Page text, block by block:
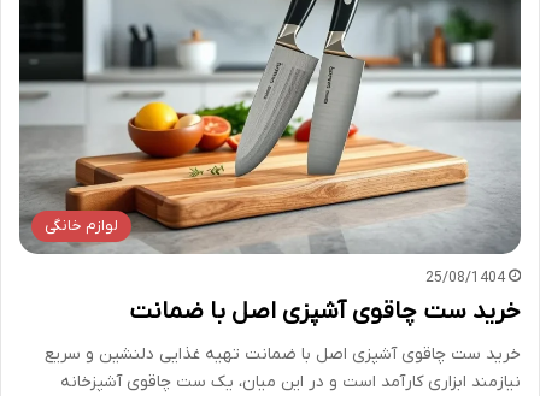
لوازم خانگی
25/08/1404
خرید ست چاقوی آشپزی اصل با ضمانت
خرید ست چاقوی آشپزی اصل با ضمانت تهیه غذایی دلنشین و سریع
نیازمند ابزاری کارآمد است و در این میان، یک ست چاقوی آشپزخانه